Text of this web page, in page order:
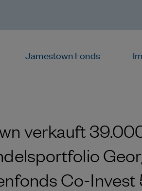
Jamestown Fonds
verkauft
Co-Invest